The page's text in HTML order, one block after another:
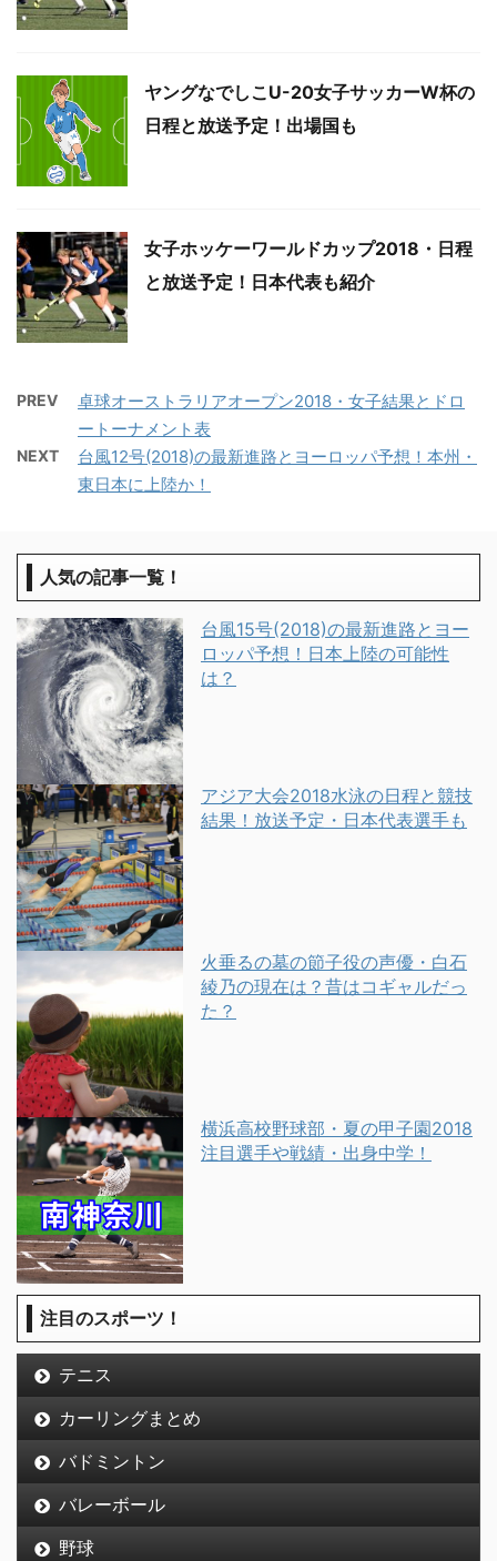
ヤングなでしこU-20女子サッカーW杯の
日程と放送予定！出場国も
女子ホッケーワールドカップ2018・日程
と放送予定！日本代表も紹介
PREV
卓球オーストラリアオープン2018・女子結果とドロ
ートーナメント表
NEXT
台風12号(2018)の最新進路とヨーロッパ予想！本州・
東日本に上陸か！
人気の記事一覧！
台風15号(2018)の最新進路とヨー
ロッパ予想！日本上陸の可能性
は？
アジア大会2018水泳の日程と競技
結果！放送予定・日本代表選手も
火垂るの墓の節子役の声優・白石
綾乃の現在は？昔はコギャルだっ
た？
横浜高校野球部・夏の甲子園2018
注目選手や戦績・出身中学！
注目のスポーツ！
テニス
カーリングまとめ
バドミントン
バレーボール
野球